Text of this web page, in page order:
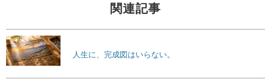
関連記事
人生に、完成図はいらない。